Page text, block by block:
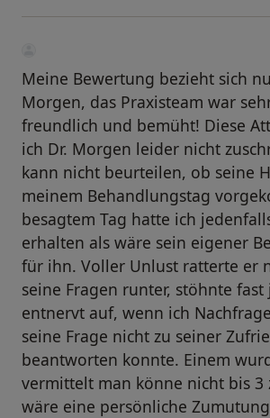
Meine Bewertung bezieht sich
Morgen, das Praxisteam war
freundlich und bemüht! Diese
ich Dr. Morgen leider nicht
kann nicht beurteilen, ob seine
meinem Behandlungstag
besagtem Tag hatte ich
erhalten als wäre sein eigener
für ihn. Voller Unlust ratterte er
seine Fragen runter, stöhnte fast
entnervt auf, wenn ich
seine Frage nicht zu seiner
beantworten konnte. Einem
vermittelt man könne nicht bis 3
wäre eine persönliche